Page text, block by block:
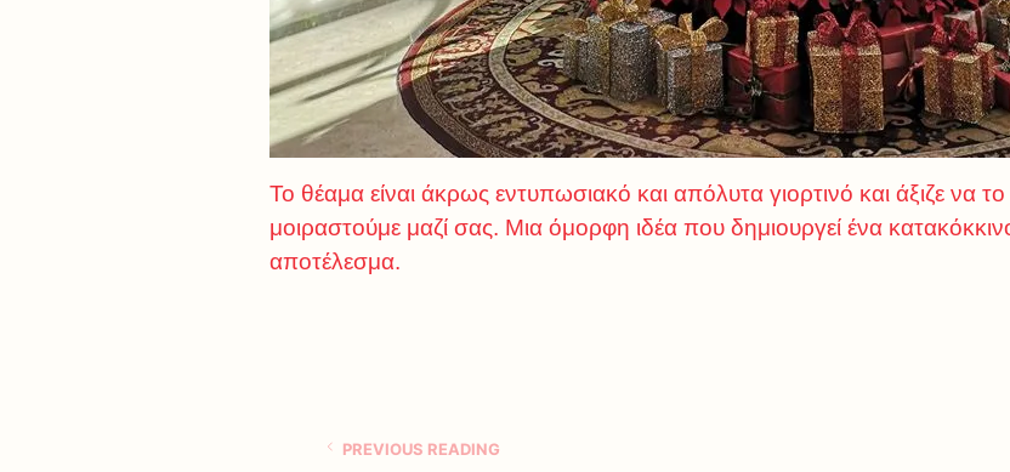
Το θέαμα είναι άκρως εντυπωσιακό και απόλυτα γιορτινό και άξιζε να
μοιραστούμε μαζί σας. Μια όμορφη ιδέα που δημιουργεί ένα
αποτέλεσμα.
PREVIOUS READING